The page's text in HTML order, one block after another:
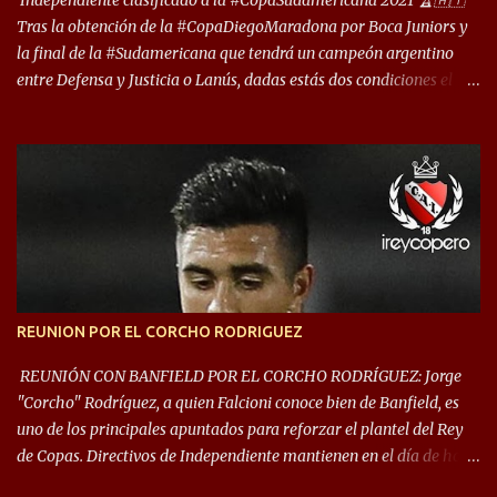
Tras la obtención de la #CopaDiegoMaradona por Boca Juniors y
la final de la #Sudamericana que tendrá un campeón argentino
entre Defensa y Justicia o Lanús, dadas estás dos condiciones el
que iniciará en fase de grupos con 6 partidos, de los cuales sólo los
primeros de cada grupo jugarán los 8vos. con los 3ros. mejores de
las fases de grupos de la #CopaLibertadores 2021. ¡Este año hay
noche de Copas Rey! ⚽🇦🇹👑🏆.
REUNION POR EL CORCHO RODRIGUEZ
REUNIÓN CON BANFIELD POR EL CORCHO RODRÍGUEZ: Jorge
"Corcho" Rodríguez, a quien Falcioni conoce bien de Banfield, es
uno de los principales apuntados para reforzar el plantel del Rey
de Copas. Directivos de Independiente mantienen en el día de hoy